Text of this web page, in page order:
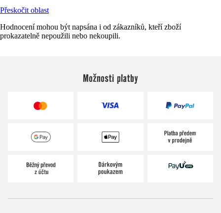
Přeskočit oblast
Hodnocení mohou být napsána i od zákazníků, kteří zboží
prokazatelně nepoužili nebo nekoupili.
Možnosti platby